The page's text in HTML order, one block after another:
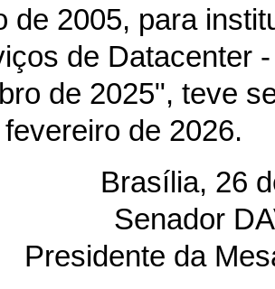
de 2005, para
de Datacenter
de 2025", teve
de 2026.
Brasília, 26
Senador
Presidente da